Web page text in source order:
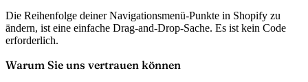
Die Reihenfolge deiner Navigationsmenü-Punkte in Shopify zu
ändern, ist eine einfache Drag-and-Drop-Sache. Es ist kein Code
erforderlich.
Warum Sie uns vertrauen können